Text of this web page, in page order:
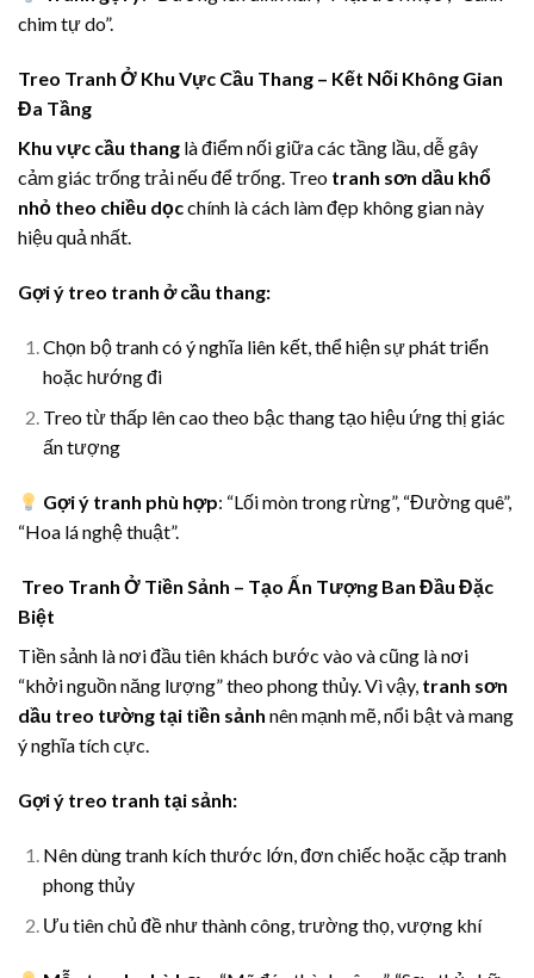
chim tự do”.
Treo Tranh Ở Khu Vực Cầu Thang – Kết Nối Không Gian
Đa Tầng
Khu vực cầu thang là điểm nối giữa các tầng lầu, dễ gây
cảm giác trống trải nếu để trống. Treo tranh sơn dầu khổ
nhỏ theo chiều dọcchính là cách làm đẹp không gian này
hiệu quả nhất.
Gợi ý treo tranh ở cầu thang:
Chọn bộ tranh có ý nghĩa liên kết, thể hiện sự phát triển
hoặc hướng đi
Treo từ thấp lên cao theo bậc thang tạo hiệu ứng thị giác
ấn tượng
Gợi ý tranh phù hợp: “Lối mòn trong rừng”, “Đường quê”,
“Hoa lá nghệ thuật”.
Treo Tranh Ở Tiền Sảnh – Tạo Ấn Tượng Ban Đầu Đặc
Biệt
Tiền sảnh là nơi đầu tiên khách bước vào và cũng là nơi
“khởi nguồn năng lượng” theo phong thủy. Vì vậy, tranh sơn
dầu treo tường tại tiền sảnh nên mạnh mẽ, nổi bật và mang
ý nghĩa tích cực.
Gợi ý treo tranh tại sảnh:
Nên dùng tranh kích thước lớn, đơn chiếc hoặc cặp tranh
phong thủy
Ưu tiên chủ đề như thành công, trường thọ, vượng khí